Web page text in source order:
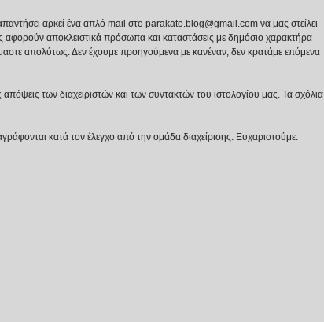
αρκεί ένα απλό mail στο parakato.blog@gmail.com να μας στείλει
αποκλειστικά πρόσωπα και καταστάσεις με δημόσιο χαρακτήρα
απολύτως. Δεν έχουμε προηγούμενα με κανέναν, δεν κρατάμε επόμενα
των διαχειριστών και των συντακτών του ιστολογίου μας. Τα σχόλια
κατά τον έλεγχο από την ομάδα διαχείρισης. Ευχαριστούμε.